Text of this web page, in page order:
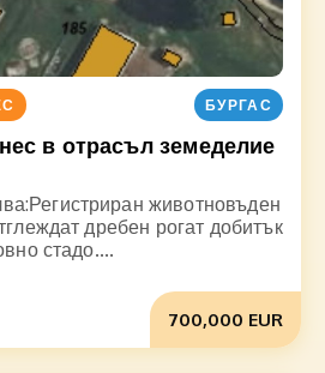
БУРГАС
в отрасъл земеделие
животновъден
дребен рогат добитък
стадо....
700,000 EUR